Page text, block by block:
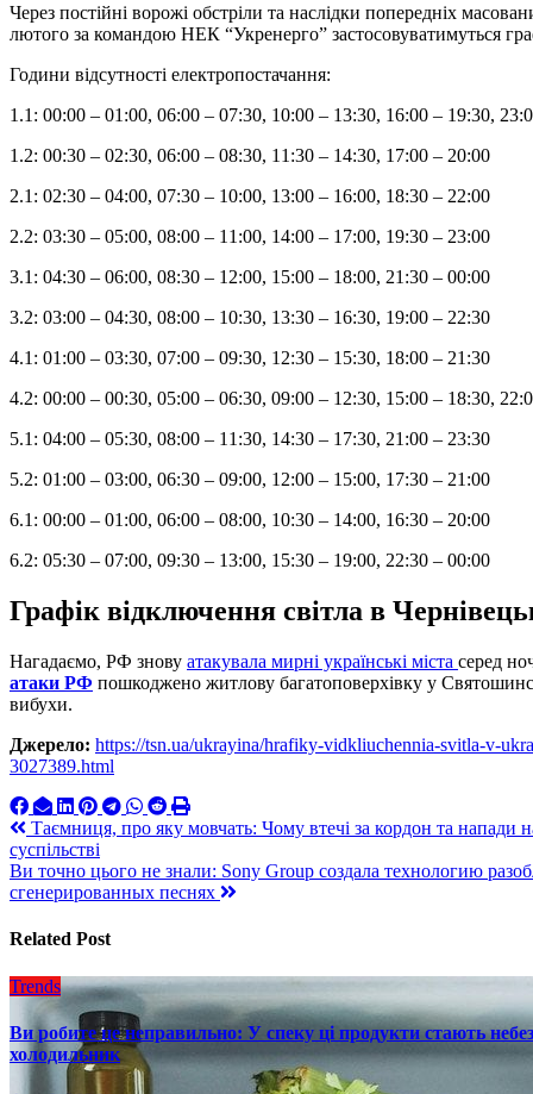
Через постійні ворожі обстріли та наслідки попередніх
лютого за командою НЕК “Укренерго” застосовуватимуться
Години відсутності електропостачання:
1.1: 00:00 – 01:00, 06:00 – 07:30, 10:00 – 13:30, 16:00 – 19:30,
1.2: 00:30 – 02:30, 06:00 – 08:30, 11:30 – 14:30, 17:00 – 20:00
2.1: 02:30 – 04:00, 07:30 – 10:00, 13:00 – 16:00, 18:30 – 22:00
2.2: 03:30 – 05:00, 08:00 – 11:00, 14:00 – 17:00, 19:30 – 23:00
3.1: 04:30 – 06:00, 08:30 – 12:00, 15:00 – 18:00, 21:30 – 00:00
3.2: 03:00 – 04:30, 08:00 – 10:30, 13:30 – 16:30, 19:00 – 22:30
4.1: 01:00 – 03:30, 07:00 – 09:30, 12:30 – 15:30, 18:00 – 21:30
4.2: 00:00 – 00:30, 05:00 – 06:30, 09:00 – 12:30, 15:00 – 18:30,
5.1: 04:00 – 05:30, 08:00 – 11:30, 14:30 – 17:30, 21:00 – 23:30
5.2: 01:00 – 03:00, 06:30 – 09:00, 12:00 – 15:00, 17:30 – 21:00
6.1: 00:00 – 01:00, 06:00 – 08:00, 10:30 – 14:00, 16:30 – 20:00
6.2: 05:30 – 07:00, 09:30 – 13:00, 15:30 – 19:00, 22:30 – 00:00
Графік відключення світла в
Нагадаємо, РФ знову атакувала мирні українські міста серед
атаки РФ пошкоджено житлову багатоповерхівку у
вибухи.
Джерело: https://tsn.ua/ukrayina/hrafiky-vidkliuchennia-svitla-v-
3027389.html
Навигация
по
записям
Таємниця, про яку мовчать: Чому втечі за кордон та
суспільстві
Ви точно цього не знали: Sony Group создала технологию
сгенерированных песнях
Related Post
Trends
Ви робите це неправильно: У спеку ці продукти стають
холодильник